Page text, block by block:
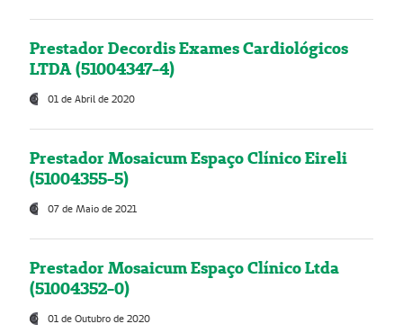
Prestador Decordis Exames Cardiológicos
LTDA (51004347-4)
01 de Abril de 2020
Prestador Mosaicum Espaço Clínico Eireli
(51004355-5)
07 de Maio de 2021
Prestador Mosaicum Espaço Clínico Ltda
(51004352-0)
01 de Outubro de 2020